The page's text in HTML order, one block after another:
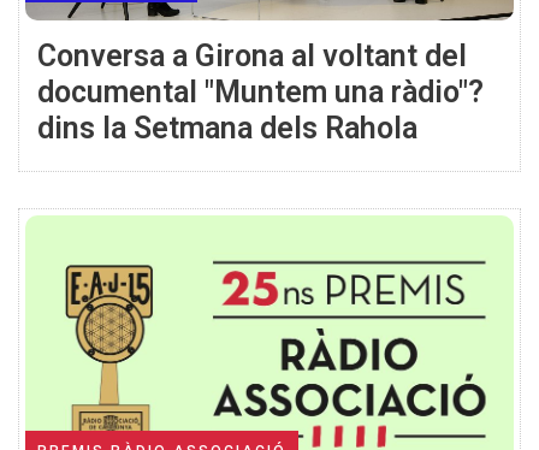
Conversa a Girona al voltant del
documental "Muntem una ràdio"?
dins la Setmana dels Rahola